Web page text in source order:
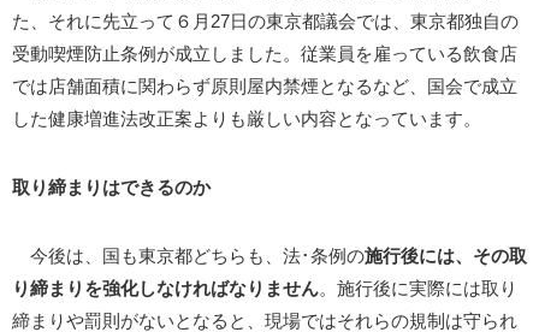
た、それに先立って６月27日の東京都議会では、東京都独自の
受動喫煙防止条例が成立しました。従業員を雇っている飲食店
では店舗面積に関わらず原則屋内禁煙となるなど、国会で成立
した健康増進法改正案よりも厳しい内容となっています。
取り締まりはできるのか
今後は、国も東京都どちらも、法･条例の施行後には、その取
り締まりを強化しなければなりません。施行後に実際には取り
締まりや罰則がないとなると、現場ではそれらの規制は守られ